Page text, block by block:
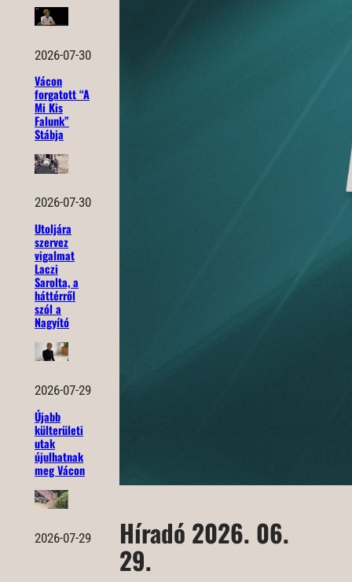
2026-07-30
Vácon
forgatott “A
Mi Kis
Falunk”
Stábja
2026-07-30
Utoljára
szervez
vigalmat
Laczi
Sarolta, a
háttérről
szól a
Nagyító
2026-07-29
Újabb
külterületi
utak
újulhatnak
meg Vácon
2026-07-29 Híradó 2026. 06.
29.